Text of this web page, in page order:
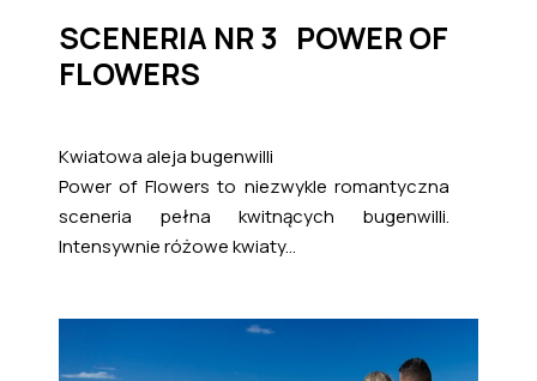
SCENERIA NR 3 POWER OF
FLOWERS
Kwiatowa aleja bugenwilli
Power of Flowers to niezwykle romantyczna
sceneria pełna kwitnących bugenwilli.
Intensywnie różowe kwiaty...